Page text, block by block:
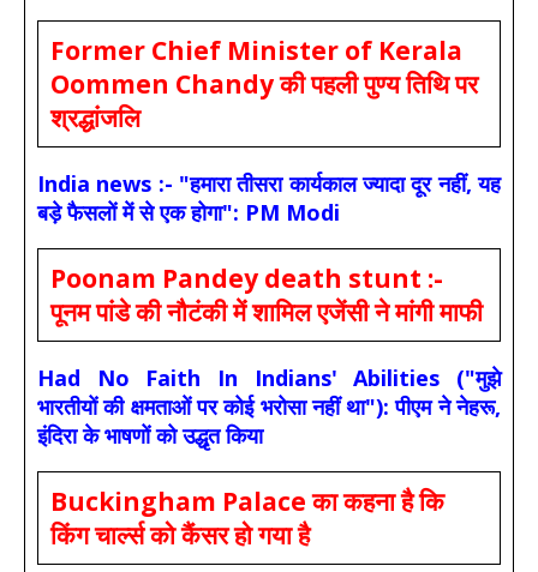
Former Chief Minister of Kerala
Oommen Chandy की पहली पुण्य तिथि पर
श्रद्धांजलि
India news :- "हमारा तीसरा कार्यकाल ज्यादा दूर नहीं, यह
बड़े फैसलों में से एक होगा": PM Modi
Poonam Pandey death stunt :-
पूनम पांडे की नौटंकी में शामिल एजेंसी ने मांगी माफी
Had No Faith In Indians' Abilities ("मुझे
भारतीयों की क्षमताओं पर कोई भरोसा नहीं था"): पीएम ने नेहरू,
इंदिरा के भाषणों को उद्धृत किया
Buckingham Palace का कहना है कि
किंग चार्ल्स को कैंसर हो गया है